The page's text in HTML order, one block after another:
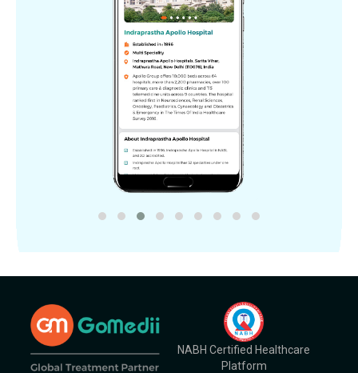
NABH Certified Healthcare
Platform